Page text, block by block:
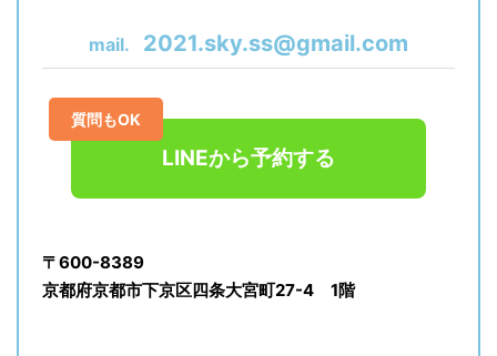
mail. 2021.sky.ss@gmail.com
質問もOK
LINEから予約する
〒600-8389
京都府京都市下京区四条大宮町27-4 1階